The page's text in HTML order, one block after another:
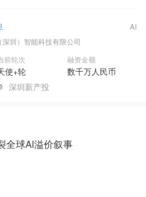
圳）智能科技有限公司
前轮次
使+轮
融资金额
数千万人民币
AI
深圳新产投
全球AI溢价叙事